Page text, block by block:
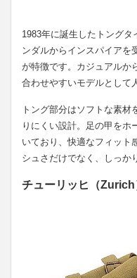
1983年に誕生したトング
ンダルからインスパイアを
が特徴です。カジュアルか
合わせやすいモデルとして
トング部分はソフトな素
りにくい設計。足の甲をホ
いており、快適なフィット
シュさだけでなく、しっか
チューリッヒ（Zurich